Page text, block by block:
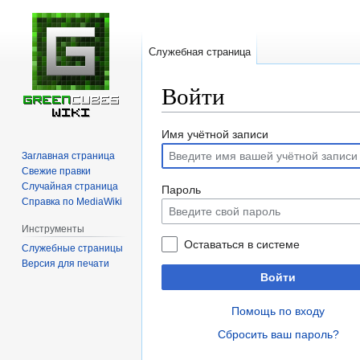
Войти
Перейти
навигации
Перейти
поиску
Имя учётной записи
Пароль
Оставаться в системе
Войти
Помощь по входу
Сбросить ваш пароль?
Служебная страница
Заглавная страница
Свежие правки
Случайная страница
Справка по MediaWiki
Инструменты
Служебные страницы
Версия для печати